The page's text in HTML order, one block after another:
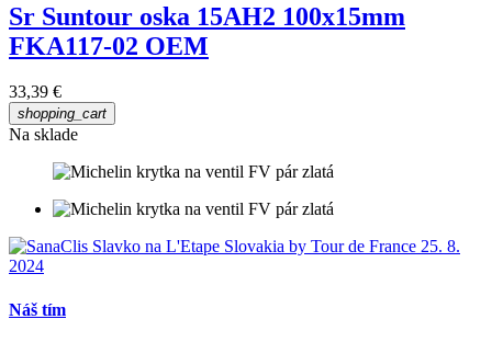
Sr Suntour oska 15AH2 100x15mm
FKA117-02 OEM
33,39 €
shopping_cart
Na sklade
Náš tím